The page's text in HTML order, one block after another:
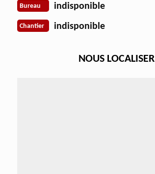
Bureau indisponible
Chantier indisponible
NOUS LOCALISER